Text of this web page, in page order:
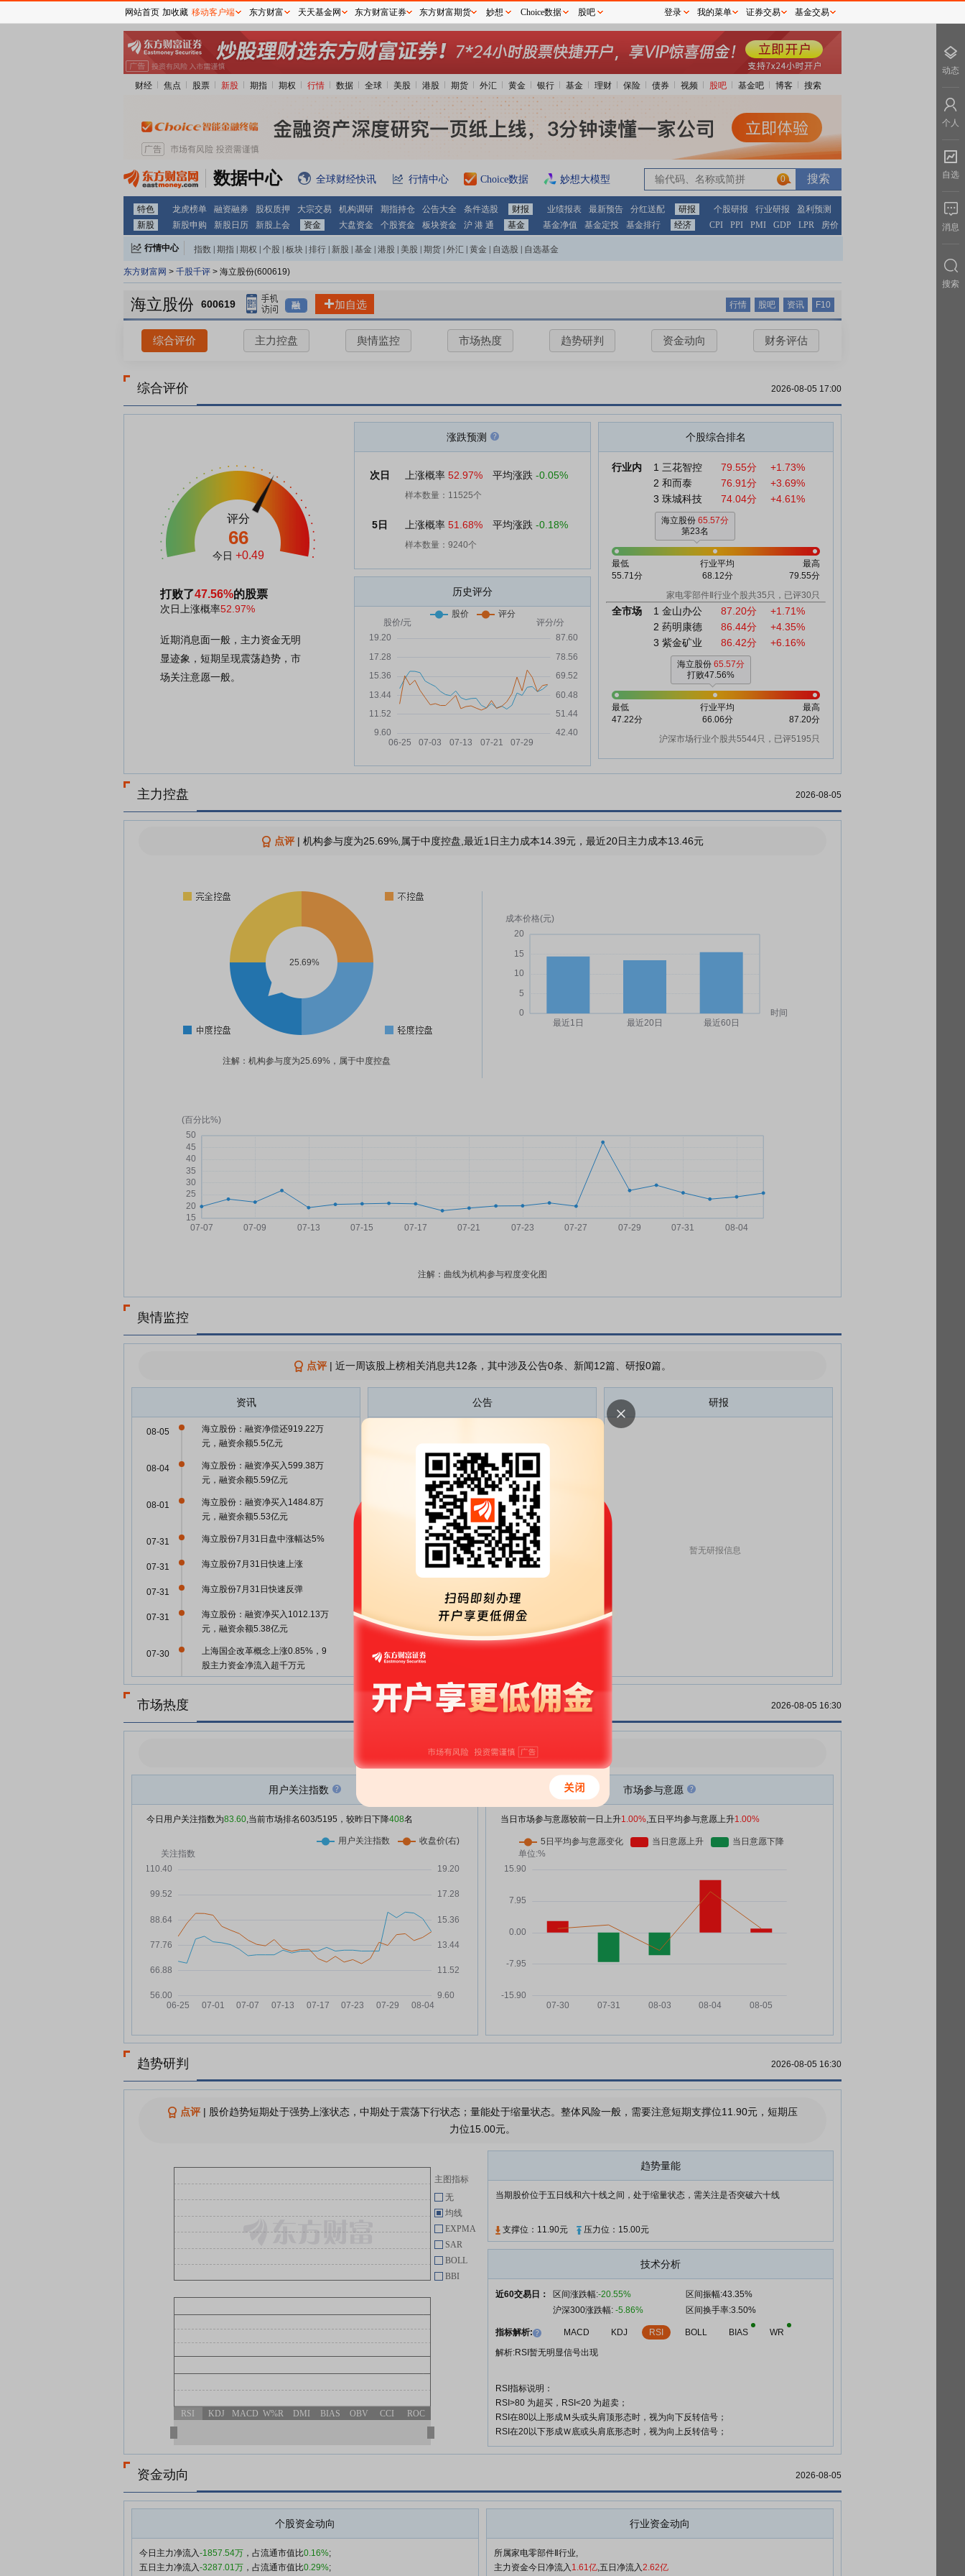
财经 焦点 股票 新股 期指 期权 行情 数据 全球 美股 港股 期货 外汇 黄金 银行 基金 理财 保险 债券 视频 股吧 基金吧 博客 搜索
数据中心 全球财经快讯 行情中心 Choice数据 妙想大模型 0
特色 龙虎榜单 融资融券 股权质押 大宗交易 机构调研 期指持仓 公告大全 条件选股 财报 业绩报表 最新预告 分红送配 研报 个股研报 行业研报
盈利预测
新股
新股申购 新股日历 新股上会 资金 大盘资金 个股资金 板块资金 沪 港 通 基金 基金净值 基金定投 基金排行 经济 CPI PPI PMI GDP LPR 房价
行情中心 指数 期指 期权 个股 板块 排行 新股 基金 港股 美股 期货 外汇 黄金 自选股 自选基金
东方财富网 > 千股千评 > 海立股份(600619)
海立股份 600619 融 加自选 行情 股吧 资讯 F10
综合评价 主力控盘 舆情监控 市场热度 趋势研判 资金动向 财务评估
综合评价 2026-08-05 17:00
评分
66
今日 +0.49
打败了47.56%的股票
次日上涨概率52.97%
近期消息面一般，主力资金无明
显迹象，短期呈现震荡趋势，市
场关注意愿一般。
涨跌预测
次日 上涨概率 52.97% 平均涨跌 -0.05%
样本数量：11525个
5日 上涨概率 51.68% 平均涨跌 -0.18%
样本数量：9240个
历史评分
个股综合排名
行业内 1 三花智控 79.55分
+1.73%
2 和而泰 76.91分
+3.69%
3 珠城科技 74.04分 +4.61%
海立股份 65.57分
第23名
最低
55.71分
行业平均
68.12分
最高
79.55分
家电零部件Ⅱ行业个股共35只，已评30只
全市场 1 金山办公 87.20分
+1.71%
2 药明康德 86.44分
+4.35%
3 紫金矿业 86.42分 +6.16%
海立股份 65.57分
打败47.56%
最低
47.22分
行业平均
66.06分
最高
87.20分
沪深市场行业个股共5544只，已评5195只
主力控盘 2026-08-05
点评| 机构参与度为25.69%,属于中度控盘,最近1日主力成本14.39元，最近20日主力成本13.46元
25.69%
注解：机构参与度为25.69%，属于中度控盘
注解：曲线为机构参与程度变化图
舆情监控
点评| 近一周该股上榜相关消息共12条，其中涉及公告0条、新闻12篇、研报0篇。
资讯
海立股份：融资净偿还919.22万
元，融资余额5.5亿元
08-05
海立股份：融资净买入599.38万
元，融资余额5.59亿元
08-04
海立股份：融资净买入1484.8万
元，融资余额5.53亿元
08-01
海立股份7月31日盘中涨幅达5%
07-31
海立股份7月31日快速上涨
07-31
海立股份7月31日快速反弹
07-31
海立股份：融资净买入1012.13万
元，融资余额5.38亿元
07-31
上海国企改革概念上涨0.85%，9
股主力资金净流入超千万元
07-30
海立股份7月30日快速回调
元，融资余额5.28亿元
07-29
海立股份7月29日快速反弹
07-29
长缆科技5天大涨60%！合肥国资
股国风新材低位封板！永新光学等
光刻机概念股批量涨停！
07-28
7月28日连板股分析：连板股晋级
07-28
光刻机概念爆发！多股“一字”涨停
07-28
公告
业绩预增公告
海立股份:海立股份2025年年度权
益分派实施公告
海立股份:上海市方达律师事务所
关于上海海立(集团)股份有限公司
2025年年度股东会之法律意见书
海立股份:海立股份2025年年度股
东会决议公告
海立股份:海立股份2025年年度股
东会会议资料
海立股份:海立股份关于召开2025
年年度股东会的通知
04-30
04-30
海立股份:海立股份董事和高级管
理人员薪酬管理制度(2026年4月)
04-30
第二十次会议决议公告
海立股份:海立股份2026年第一季
海立股份:海立股份关于召开2025
年度暨2026年第一季度业绩说明
会的公告
04-28
海立股份:上海市方达律师事务所
2026年第一次临时股东会之法律
海立股份:海立股份2026年第一次
临时股东会决议公告
04-28
海立股份:海立股份关于归还暂时
海立股份:海立股份2026年第一次
04-21
海立股份:海立股份关于召开2026
变更的公告
海立股份:海立股份第十届董事会
第十九次会议决议公告
04-09
海立股份:海立股份2025年年度利
润分配预案公告
04-08
查看更多
研报
暂无研报信息
市场热度 2026-08-05 16:30
今日用户关注度有所下降，参与意愿有所增强
市场参与意愿
当日市场参与意愿较前一日上升1.00%,五日平均参与意愿上升1.00%
用户关注指数
今日用户关注指数为83.60,当前市场排名603/5195，较昨日下降408名
趋势研判 2026-08-05 16:30
点评| 股价趋势短期处于强势上涨状态，中期处于震荡下行状态；量能处于缩量状态。整体风险一般，需要注意短期支撑位11.90元，短期压
力位15.00元。
趋势量能
当期股价位于五日线和六十线之间，处于缩量状态，需关注是否突破六十线
支撑位：11.90元 压力位：15.00元
技术分析
近60交易日： 区间涨跌幅:-20.55%
区间振幅:43.35%
沪深300涨跌幅: -5.86% 区间换手率:3.50%
指标解析: MACD KDJ RSI BOLL BIAS
WR
解析:RSI暂无明显信号出现
RSI指标说明：
RSI>80 为超买，RSI<20 为超卖；
RSI在80以上形成Ｍ头或头肩顶形态时，视为向下反转信号；
RSI在20以下形成Ｗ底或头肩底形态时，视为向上反转信号；
主图指标
无
均线
EXPMA
SAR
BOLL
BBI
RSI KDJ MACD W%R DMI BIAS OBV CCI ROC
资金动向 2026-08-05
个股资金动向
今日主力净流入-1857.54万 ，占流通市值比0.16%;
五日主力净流入-3287.01万 ，占流通市值比0.29%;
行业资金动向
所属家电零部件Ⅱ行业,
主力资金今日净流入 1.61亿,五日净流入2.62亿
网站首页 加收藏 移动客户端 东方财富 天天基金网 东方财富证券 东方财富期货 妙想 Choice数据 股吧 登录 我的菜单 证券交易 基金交易
动态
个人
自选
消息
搜索